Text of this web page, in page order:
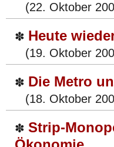
(22. Oktober
✽ Heute
(19. Oktober
✽ Die Metro
(18. Oktober
✽ Strip-